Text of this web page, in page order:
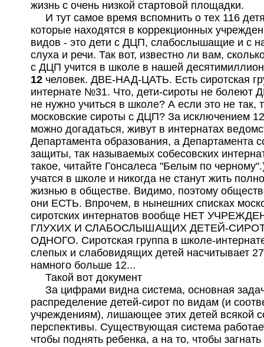
жизнь с очень низкой стартовой площадки.
И тут самое время вспомнить о тех 116
которые находятся в коррекционных
видов - это дети с ДЦП, слабослышащие и с
слуха и речи. Так вот, известно ли вам,
с ДЦП учится в школе в нашей
12 человек. ДВЕ-НАД-ЦАТЬ. Есть сиротская
интернате №31. Что, дети-сироты не болеют
не нужно учиться в школе? А если это не так,
московские сироты с ДЦП? За исключением
можно догадаться, живут в интернатах
Департамента образования, а Департамента
защиты, так называемых собесовских
такое, читайте Гонсалеса "Белым по
учатся в школе и никогда не станут жить
жизнью в обществе. Видимо, поэтому
они ЕСТЬ. Впрочем, в нынешних списках
сиротских интернатов вообще НЕТ
ГЛУХИХ И СЛАБОСЛЫШАЩИХ ДЕТЕЙ-
ОДНОГО. Сиротская группа в школе-
слепых и слабовидящих детей насчитывает
намного больше 12...
Такой вот документ
За цифрами видна система, основная
распределение детей-сирот по видам (и
учреждениям), лишающее этих детей всякой
перспективы. Существующая система
чтобы поднять ребенка, а на то, чтобы загнать